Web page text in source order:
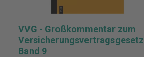
VVG - Großkommentar zum
Versicherungsvertragsgesetz
Band 9